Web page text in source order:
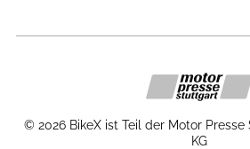
© 2026 BikeX ist Teil der Motor
KG